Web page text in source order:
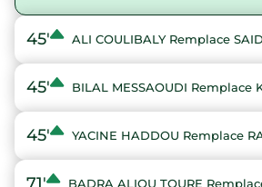
45' ALI COULIBALY Remplace
45' BILAL MESSAOUDI Remplace
45' YACINE HADDOU Remplace
BADRA ALIOU TOURE